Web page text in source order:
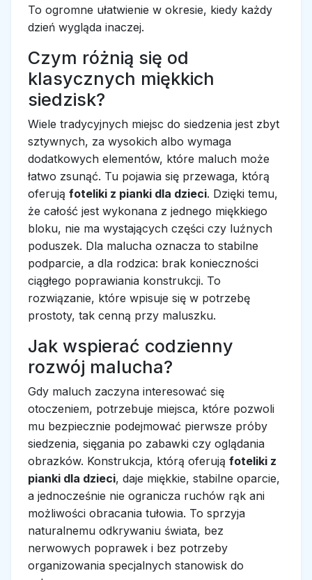
To ogromne ułatwienie w okresie, kiedy każdy
dzień wygląda inaczej.
Czym różnią się od
klasycznych miękkich
siedzisk?
Wiele tradycyjnych miejsc do siedzenia jest zbyt
sztywnych, za wysokich albo wymaga
dodatkowych elementów, które maluch może
łatwo zsunąć. Tu pojawia się przewaga, którą
oferują foteliki z pianki dla dzieci. Dzięki temu,
że całość jest wykonana z jednego miękkiego
bloku, nie ma wystających części czy luźnych
poduszek. Dla malucha oznacza to stabilne
podparcie, a dla rodzica: brak konieczności
ciągłego poprawiania konstrukcji. To
rozwiązanie, które wpisuje się w potrzebę
prostoty, tak cenną przy maluszku.
Jak wspierać codzienny
rozwój malucha?
Gdy maluch zaczyna interesować się
otoczeniem, potrzebuje miejsca, które pozwoli
mu bezpiecznie podejmować pierwsze próby
siedzenia, sięgania po zabawki czy oglądania
obrazków. Konstrukcja, którą oferują foteliki z
pianki dla dzieci, daje miękkie, stabilne oparcie,
a jednocześnie nie ogranicza ruchów rąk ani
możliwości obracania tułowia. To sprzyja
naturalnemu odkrywaniu świata, bez
nerwowych poprawek i bez potrzeby
organizowania specjalnych stanowisk do